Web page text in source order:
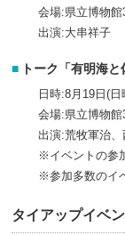
会場:県立博物館
出演:大串祥子
トーク「有明海と
日時:8月19日(
会場:県立博物館
出演:荒牧軍治、
※イベントの参
※参加多数のイ
タイアップイベ